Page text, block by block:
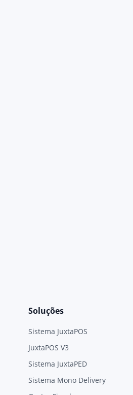
Soluções
Sistema JuxtaPOS
JuxtaPOS V3
Sistema JuxtaPED
Sistema Mono Delivery